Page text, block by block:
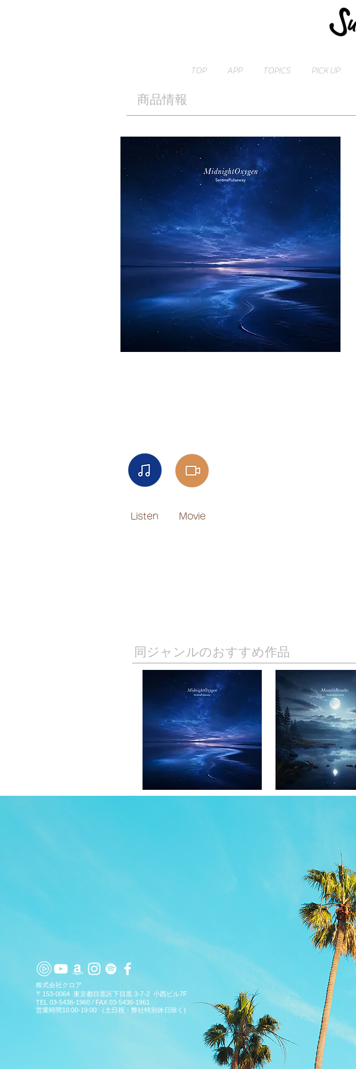
TOP APP TOPICS PICK UP
​商品情報
Listen​
Movie
​同ジャンルのおすすめ作品
​株式会社クロア
〒153-0064 東京都目黒区下目黒 3-7-2 小西ビル7F
TEL 03-5436-1960 / FAX 03-5436-1961
営業時間10:00-19:00 （土日祝・弊社特別休日除く)